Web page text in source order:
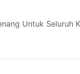
Untuk